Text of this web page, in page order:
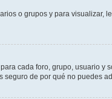
o grupos y para
cada foro, grupo, usuario
seguro de por qué no puedes